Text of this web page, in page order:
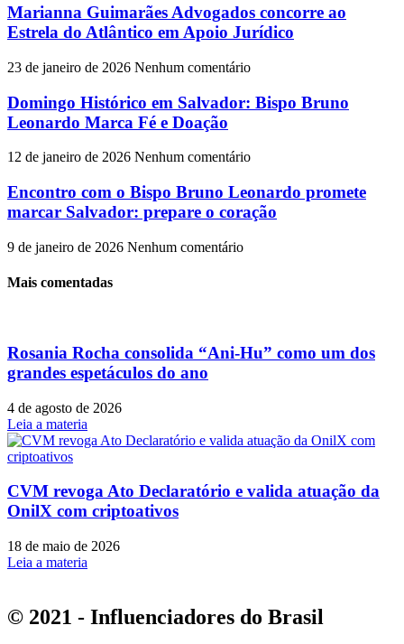
Marianna Guimarães Advogados concorre ao
Estrela do Atlântico em Apoio Jurídico
23 de janeiro de 2026 Nenhum comentário
Domingo Histórico em Salvador: Bispo Bruno
Leonardo Marca Fé e Doação
12 de janeiro de 2026 Nenhum comentário
Encontro com o Bispo Bruno Leonardo promete
marcar Salvador: prepare o coração
9 de janeiro de 2026 Nenhum comentário
Mais comentadas
Rosania Rocha consolida “Ani-Hu” como um dos
grandes espetáculos do ano
4 de agosto de 2026
Leia a materia
CVM revoga Ato Declaratório e valida atuação da
OnilX com criptoativos
18 de maio de 2026
Leia a materia
© 2021 - Influenciadores do Brasil